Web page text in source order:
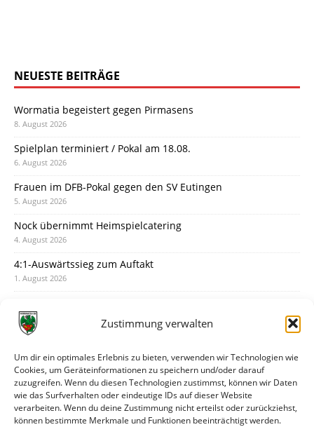
Zustimmung verwalten
Um dir ein optimales Erlebnis zu bieten, verwenden wir Technologien wie
Cookies, um Geräteinformationen zu speichern und/oder darauf
zuzugreifen. Wenn du diesen Technologien zustimmst, können wir Daten
wie das Surfverhalten oder eindeutige IDs auf dieser Website
verarbeiten. Wenn du deine Zustimmung nicht erteilst oder zurückziehst,
können bestimmte Merkmale und Funktionen beeinträchtigt werden.
NEUESTE BEITRÄGE
Wormatia begeistert gegen Pirmasens
8. August 2026
Spielplan terminiert / Pokal am 18.08.
6. August 2026
Frauen im DFB-Pokal gegen den SV Eutingen
5. August 2026
Nock übernimmt Heimspielcatering
4. August 2026
4:1-Auswärtssieg zum Auftakt
1. August 2026
31. Juli 2026
30. Juli 2026
Deine Spielminute: 89+1
28. Juli 2026
Neuer Rückensponsor